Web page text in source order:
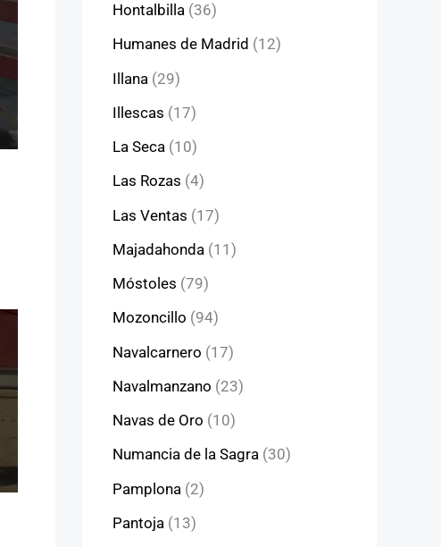
Hontalbilla (36)
Humanes de Madrid (12)
Illana (29)
Illescas (17)
La Seca (10)
Las Rozas (4)
Las Ventas (17)
Majadahonda (11)
Móstoles (79)
Mozoncillo (94)
Navalcarnero (17)
Navalmanzano (23)
Navas de Oro (10)
Numancia de la Sagra (30)
Pamplona (2)
Pantoja (13)